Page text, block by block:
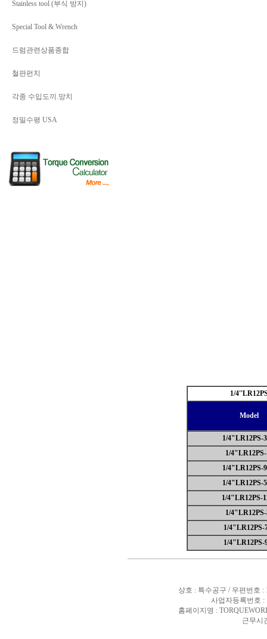
Stainless tool (부식 방지)
Special Tool & Wrench
드럼관련상품종합
철판펀치
각종 수입도끼.망치
정밀수평 USA
1/
Model
1/4"LR12PS-
1/4"LR12PS-
1/4"LR12PS-
1/4"LR12PS-
1/4"LR12PS-
1/4"LR12PS-
1/4"LR12PS-
1/4"LR12PS-
상호 : 특수공구 / 우편번호 :
사업자등록번호 :
홈페이지명 :
근무시